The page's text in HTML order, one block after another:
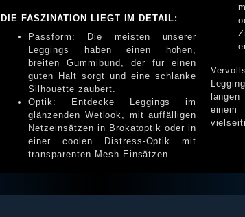
DIE FASZINATION LIEGT IM DETAIL:
Passform: Die meisten unserer
Leggings haben einen hohen,
breiten Gummibund, der für einen
guten Halt sorgt und eine schlanke
Silhouette zaubert.
Optik: Entdecke Leggings im
glänzenden Wetlook, mit auffälligen
Netzeinsätzen in Brokatoptik oder in
einer coolen Distress-Optik mit
transparenten Mesh-Einsätzen.
langen